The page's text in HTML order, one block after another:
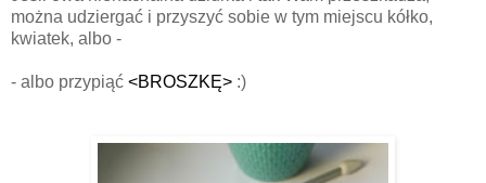
można udziergać i przyszyć sobie w tym miejscu kółko,
kwiatek, albo -
- albo przypiąć <BROSZKĘ> :)